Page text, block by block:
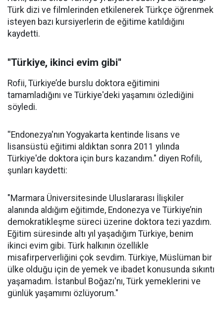
Türk dizi ve filmlerinden etkilenerek Türkçe öğrenmek
isteyen bazı kursiyerlerin de eğitime katıldığını
kaydetti.
''Türkiye, ikinci evim gibi''
Rofii, Türkiye’de burslu doktora eğitimini
tamamladığını ve Türkiye'deki yaşamını özlediğini
söyledi.
''Endonezya'nın Yogyakarta kentinde lisans ve
lisansüstü eğitimi aldıktan sonra 2011 yılında
Türkiye'de doktora için burs kazandım." diyen Rofili,
şunları kaydetti:
"Marmara Üniversitesinde Uluslararası İlişkiler
alanında aldığım eğitimde, Endonezya ve Türkiye’nin
demokratikleşme süreci üzerine doktora tezi yazdım.
Eğitim süresinde altı yıl yaşadığım Türkiye, benim
ikinci evim gibi. Türk halkının özellikle
misafirperverliğini çok sevdim. Türkiye, Müslüman bir
ülke olduğu için de yemek ve ibadet konusunda sıkıntı
yaşamadım. İstanbul Boğazı'nı, Türk yemeklerini ve
günlük yaşamımı özlüyorum."